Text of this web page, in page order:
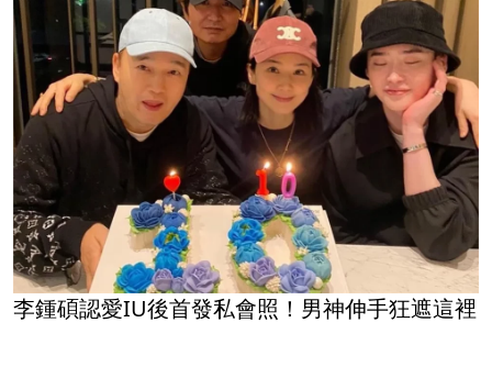
李鍾碩認愛IU後首發私會照！男神伸手狂遮這裡